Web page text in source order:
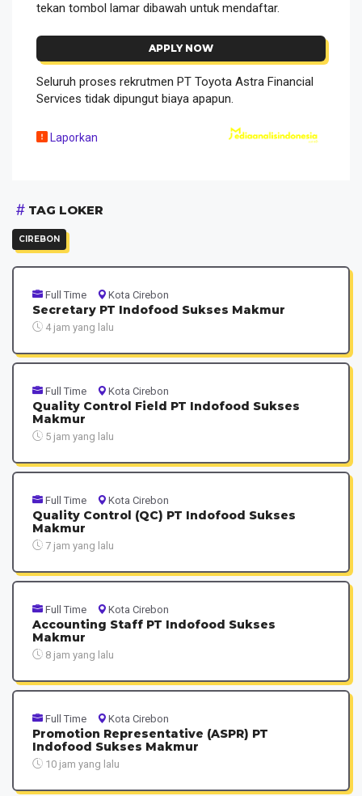
tekan tombol lamar dibawah untuk mendaftar.
APPLY NOW
Seluruh proses rekrutmen PT Toyota Astra Financial
Services tidak dipungut biaya apapun.
Laporkan
TAG LOKER
CIREBON
Full Time Kota Cirebon
Secretary PT Indofood Sukses Makmur
4 jam yang lalu
Full Time Kota Cirebon
Quality Control Field PT Indofood Sukses
Makmur
5 jam yang lalu
Full Time Kota Cirebon
Quality Control (QC) PT Indofood Sukses
Makmur
7 jam yang lalu
Full Time Kota Cirebon
Accounting Staff PT Indofood Sukses
Makmur
8 jam yang lalu
Full Time Kota Cirebon
Promotion Representative (ASPR) PT
Indofood Sukses Makmur
10 jam yang lalu